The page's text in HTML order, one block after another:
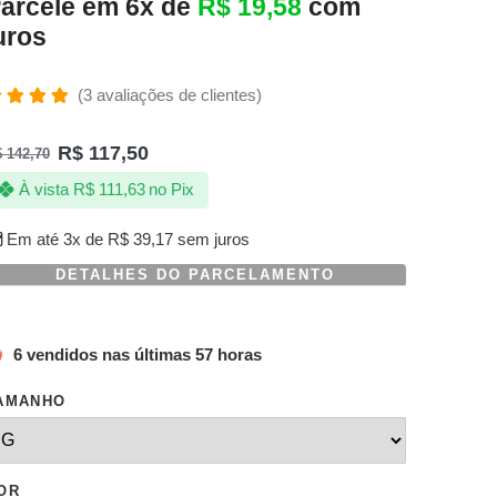
em 6x de R$ 19,58 com
de 5,
(3avaliações de clientes)
142,70 R$ 117,50
Em até 3x de R$39,17sem juros
À vista R$111,63 no Pix
DETALHES DO PARCELAMENTO
6 vendidos nas últimas 57 horas